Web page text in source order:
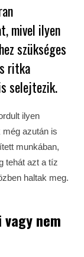
mivel ilyen
szükséges
ritka
selejtezik.
ilyen
azután is
munkában,
tehát azt a tíz
haltak meg.
nem